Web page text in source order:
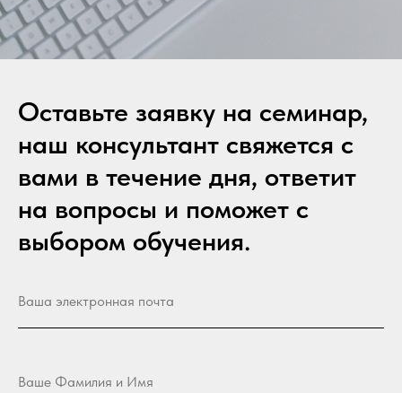
Оставьте заявку на семинар,
наш консультант свяжется с
вами в течение дня, ответит
на вопросы и поможет с
выбором обучения.